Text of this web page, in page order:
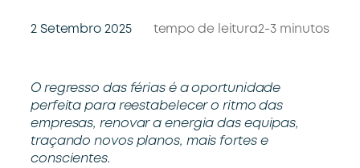
2 Setembro 2025 tempo de leitura2-3 minutos
O regresso das férias é a oportunidade
perfeita para reestabelecero ritmo das
empresas,renovar a energiadas equipas,
traçando novos planos, mais fortes e
conscientes.